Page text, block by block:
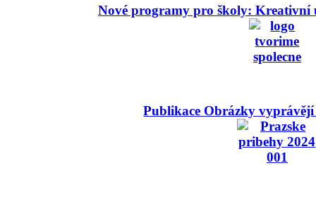
Nové programy pro školy: Kreativní
Publikace Obrázky